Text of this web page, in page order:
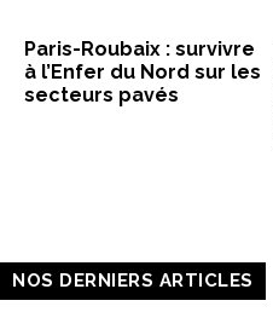
Paris-Roubaix : survivre
à l’Enfer du Nord sur les
secteurs pavés
NOS DERNIERS ARTICLES